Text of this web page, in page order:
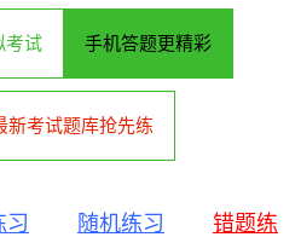
考试 手机答题更精彩
新考试题库抢先练
习 随机练习
错题练